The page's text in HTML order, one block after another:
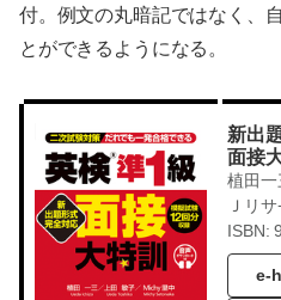
付。例文の丸暗記ではなく、
とができるようになる。
新出
面接
植田一
Ｊリ
ISBN:
e-